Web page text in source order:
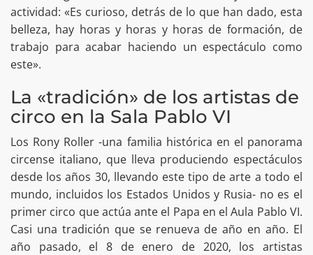
actividad: «Es curioso, detrás de lo que han dado, esta
belleza, hay horas y horas y horas de formación, de
trabajo para acabar haciendo un espectáculo como
este».
La «tradición» de los artistas de
circo en la Sala Pablo VI
Los Rony Roller -una familia histórica en el panorama
circense italiano, que lleva produciendo espectáculos
desde los años 30, llevando este tipo de arte a todo el
mundo, incluidos los Estados Unidos y Rusia- no es el
primer circo que actúa ante el Papa en el Aula Pablo VI.
Casi una tradición que se renueva de año en año. El
año pasado, el 8 de enero de 2020, los artistas